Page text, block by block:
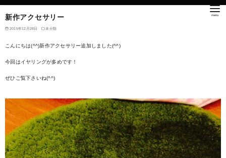
新作アクセサリー
2015年12月28日 未分類
こんにちは(^^)新作アクセサリー追加しました(^^)
今回はイヤリングが多めです！
ぜひご覧下さいね(^^)